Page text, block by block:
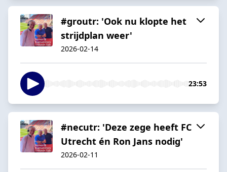
#groutr: 'Ook nu klopte het
strijdplan weer'
2026-02-14
23:53
#necutr: 'Deze zege heeft FC
Utrecht én Ron Jans nodig'
2026-02-11